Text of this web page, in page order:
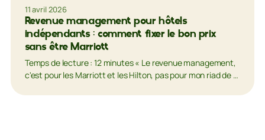
11 avril 2026
Revenue management pour hôtels
indépendants : comment fixer le bon prix
sans être Marriott
Temps de lecture : 12 minutes « Le revenue management,
c'est pour les Marriott et les Hilton, pas pour mon riad de 8